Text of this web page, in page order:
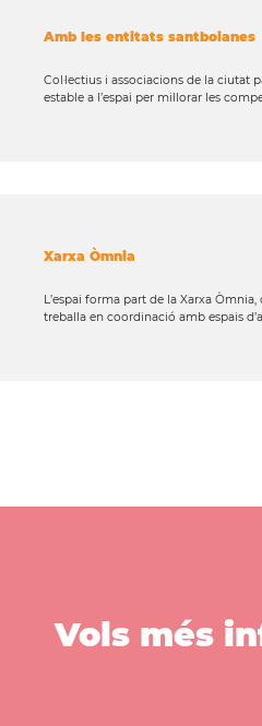
Amb les entitats santboianes
Col·lectius i associacions de la ciutat
estable a l’espai per millorar les
Xarxa Òmnia
L’espai forma part de la Xarxa
treballa en coordinació amb espais
Vols més